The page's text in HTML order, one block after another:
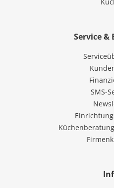
Service &
SMS-